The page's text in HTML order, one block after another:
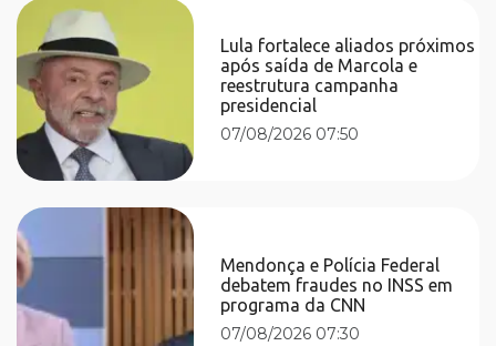
Lula fortalece aliados próximos
após saída de Marcola e
reestrutura campanha
presidencial
07/08/2026 07:50
Mendonça e Polícia Federal
debatem fraudes no INSS em
programa da CNN
07/08/2026 07:30